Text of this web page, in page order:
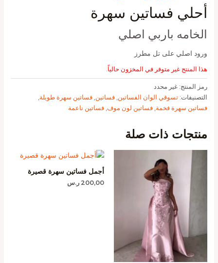
أحلي فساتين سهرة
الخامه باربي اصلي
ورود اصلي على تل مطرز
هذا المنتج غير متوفر في المخزون حالياً.
رمز المنتج: غير محدد
التصنيفات: تسوقي الوان الفساتين, فساتين, فساتين سهرة طويلة,
فساتين سهرة فخمة, فساتين لون موف, فساتين ناعمة
منتجات ذات صلة
أجمل فساتين سهرة قصيرة
200,00 ر.س